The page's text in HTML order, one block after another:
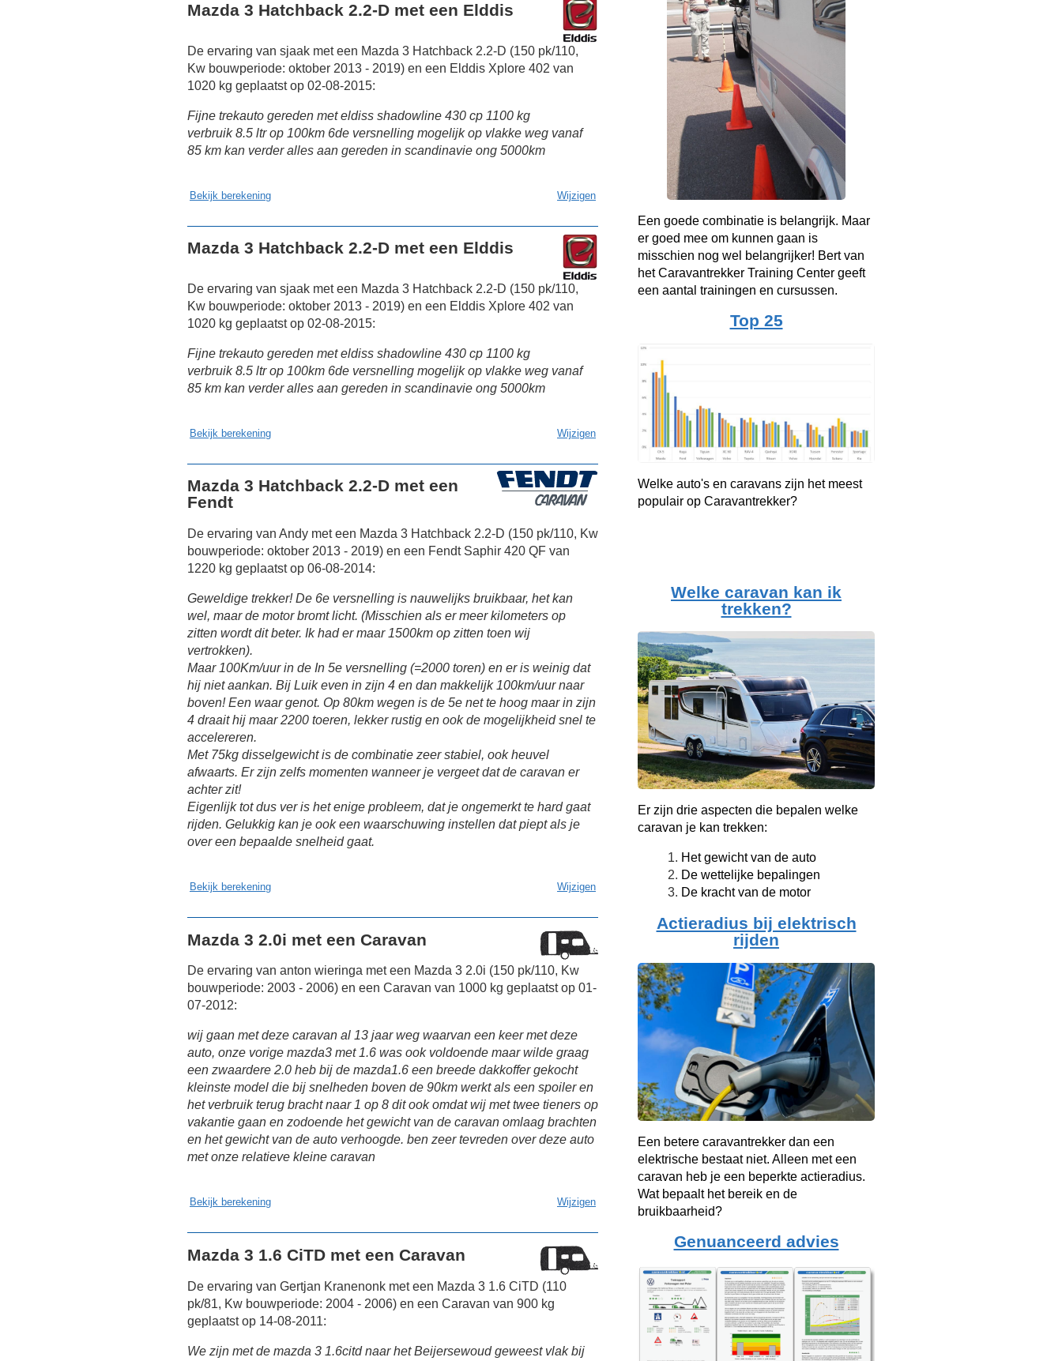
Mazda 3 Hatchback 2.2-D met een Elddis
De ervaring van sjaak met een Mazda 3 Hatchback 2.2-D (150 pk/110,
Kw bouwperiode: oktober 2013 - 2019) en een Elddis Xplore 402 van
1020 kg geplaatst op 02-08-2015:
Fijne trekauto gereden met eldiss shadowline 430 cp 1100 kg
verbruik 8.5 ltr op 100km 6de versnelling mogelijk op vlakke weg vanaf
85 km kan verder alles aan gereden in scandinavie ong 5000km
Bekijk berekening Wijzigen
Mazda 3 Hatchback 2.2-D met een Elddis
De ervaring van sjaak met een Mazda 3 Hatchback 2.2-D (150 pk/110,
Kw bouwperiode: oktober 2013 - 2019) en een Elddis Xplore 402 van
1020 kg geplaatst op 02-08-2015:
Fijne trekauto gereden met eldiss shadowline 430 cp 1100 kg
verbruik 8.5 ltr op 100km 6de versnelling mogelijk op vlakke weg vanaf
85 km kan verder alles aan gereden in scandinavie ong 5000km
Bekijk berekening Wijzigen
Mazda 3 Hatchback 2.2-D met een
Fendt
De ervaring van Andy met een Mazda 3 Hatchback 2.2-D (150 pk/110, Kw
bouwperiode: oktober 2013 - 2019) en een Fendt Saphir 420 QF van
1220 kg geplaatst op 06-08-2014:
Geweldige trekker! De 6e versnelling is nauwelijks bruikbaar, het kan
wel, maar de motor bromt licht. (Misschien als er meer kilometers op
zitten wordt dit beter. Ik had er maar 1500km op zitten toen wij
vertrokken).
Maar 100Km/uur in de In 5e versnelling (=2000 toren) en er is weinig dat
hij niet aankan. Bij Luik even in zijn 4 en dan makkelijk 100km/uur naar
boven! Een waar genot. Op 80km wegen is de 5e net te hoog maar in zijn
4 draait hij maar 2200 toeren, lekker rustig en ook de mogelijkheid snel te
accelereren.
Met 75kg disselgewicht is de combinatie zeer stabiel, ook heuvel
afwaarts. Er zijn zelfs momenten wanneer je vergeet dat de caravan er
achter zit!
Eigenlijk tot dus ver is het enige probleem, dat je ongemerkt te hard gaat
rijden. Gelukkig kan je ook een waarschuwing instellen dat piept als je
over een bepaalde snelheid gaat.
Bekijk berekening Wijzigen
Mazda 3 2.0i met een Caravan
De ervaring van anton wieringa met een Mazda 3 2.0i (150 pk/110, Kw
bouwperiode: 2003 - 2006) en een Caravan van 1000 kg geplaatst op 01-
07-2012:
wij gaan met deze caravan al 13 jaar weg waarvan een keer met deze
auto, onze vorige mazda3 met 1.6 was ook voldoende maar wilde graag
een zwaardere 2.0 heb bij de mazda1.6 een breede dakkoffer gekocht
kleinste model die bij snelheden boven de 90km werkt als een spoiler en
het verbruik terug bracht naar 1 op 8 dit ook omdat wij met twee tieners op
vakantie gaan en zodoende het gewicht van de caravan omlaag brachten
en het gewicht van de auto verhoogde. ben zeer tevreden over deze auto
met onze relatieve kleine caravan
Bekijk berekening Wijzigen
Mazda 3 1.6 CiTD met een Caravan
De ervaring van Gertjan Kranenonk met een Mazda 3 1.6 CiTD (110
pk/81, Kw bouwperiode: 2004 - 2006) en een Caravan van 900 kg
geplaatst op 14-08-2011:
We zijn met de mazda 3 1.6citd naar het Beijersewoud geweest vlak bij
Een goede combinatie is belangrijk. Maar
er goed mee om kunnen gaan is
misschien nog wel belangrijker! Bert van
het Caravantrekker Training Center geeft
een aantal trainingen en cursussen.
Top 25
Welke auto's en caravans zijn het meest
populair op Caravantrekker?
Welke caravan kan ik
trekken?
Er zijn drie aspecten die bepalen welke
caravan je kan trekken:
Het gewicht van de auto
De wettelijke bepalingen
De kracht van de motor
Actieradius bij elektrisch
rijden
Een betere caravantrekker dan een
elektrische bestaat niet. Alleen met een
caravan heb je een beperkte actieradius.
Wat bepaalt het bereik en de
bruikbaarheid?
Genuanceerd advies